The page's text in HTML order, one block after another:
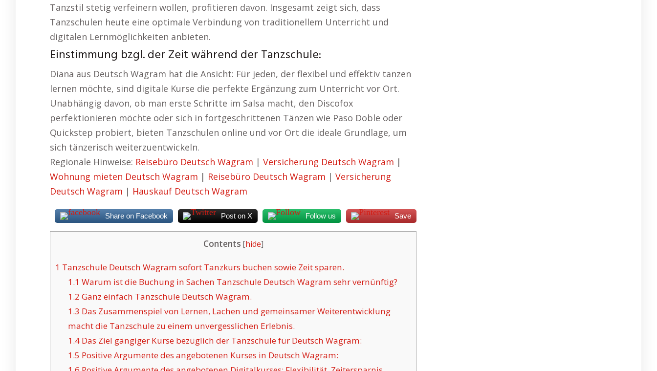
Tanzstil stetig verfeinern wollen, profitieren davon. Insgesamt zeigt sich, dass
Tanzschulen heute eine optimale Verbindung von traditionellem Unterricht und
digitalen Lernmöglichkeiten anbieten.
Einstimmung bzgl. der Zeit während der Tanzschule:
Diana aus Deutsch Wagram hat die Ansicht: Für jeden, der flexibel und effektiv tanzen
lernen möchte, sind digitale Kurse die perfekte Ergänzung zum Unterricht vor Ort.
Unabhängig davon, ob man erste Schritte im Salsa macht, den Discofox
perfektionieren möchte oder sich in fortgeschrittenen Tänzen wie Paso Doble oder
Quickstep probiert, bieten Tanzschulen online und vor Ort die ideale Grundlage, um
sich tänzerisch weiterzuentwickeln.
Regionale Hinweise: Reisebüro Deutsch Wagram | Versicherung Deutsch Wagram |
Wohnung mieten Deutsch Wagram | Reisebüro Deutsch Wagram | Versicherung
Deutsch Wagram | Hauskauf Deutsch Wagram
Share on Facebook Post on X Follow us Save
Contents [hide]
1 Tanzschule Deutsch Wagram sofort Tanzkurs buchen sowie Zeit sparen.
1.1 Warum ist die Buchung in Sachen Tanzschule Deutsch Wagram sehr vernünftig?
1.2 Ganz einfach Tanzschule Deutsch Wagram.
1.3 Das Zusammenspiel von Lernen, Lachen und gemeinsamer Weiterentwicklung
macht die Tanzschule zu einem unvergesslichen Erlebnis.
1.4Das Ziel gängiger Kurse bezüglich der Tanzschule für Deutsch Wagram:
1.5 Positive Argumente des angebotenen Kurses in Deutsch Wagram: